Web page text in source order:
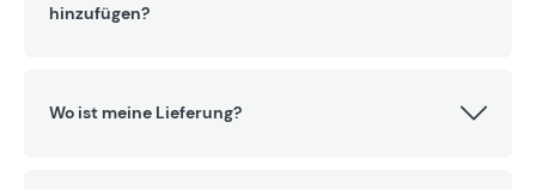
hinzufügen?
Wo ist meine Lieferung?